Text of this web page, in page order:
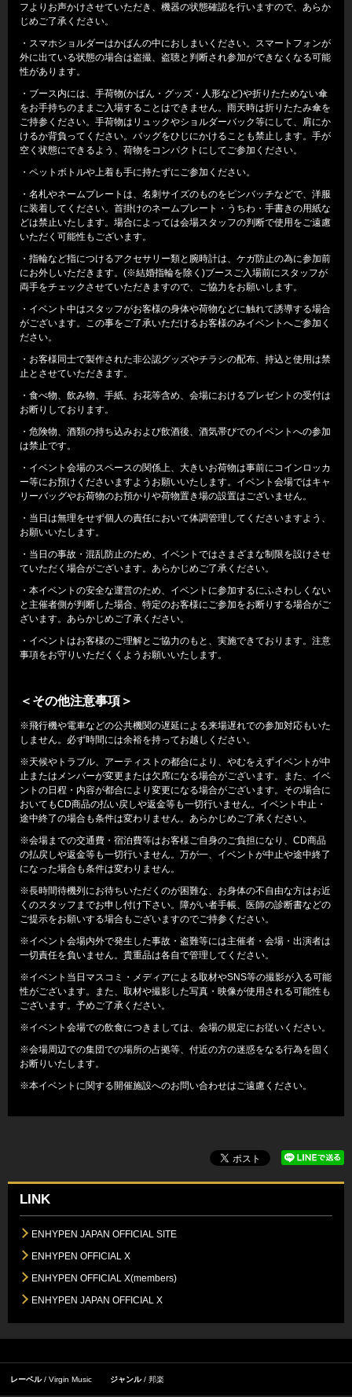
フよりお声かけさせていただき、機器の状態確認を行いますので、あらか
じめご了承ください。
・スマホショルダーはかばんの中におしまいください。スマートフォンが
外に出ている状態の場合は盗撮、盗聴と判断され参加ができなくなる可能
性があります。
・ブース内には、手荷物(かばん・グッズ・人形など)や折りたためない傘
をお手持ちのままご入場することはできません。雨天時は折りたたみ傘を
ご持参ください。手荷物はリュックやショルダーバック等にして、肩にか
けるか背負ってください。バッグをひじにかけることも禁止します。手が
空く状態にできるよう、荷物をコンパクトにしてご参加ください。
・ペットボトルや上着も手に持たずにご参加ください。
・名札やネームプレートは、名刺サイズのものをピンバッチなどで、洋服
に装着してください。首掛けのネームプレート・うちわ・手書きの用紙な
どは禁止いたします。場合によっては会場スタッフの判断で使用をご遠慮
いただく可能性もございます。
・指輪など指につけるアクセサリー類と腕時計は、ケガ防止の為に参加前
にお外しいただきます。(※結婚指輪を除く)ブースご入場前にスタッフが
両手をチェックさせていただきますので、ご協力をお願いします。
・イベント中はスタッフがお客様の身体や荷物などに触れて誘導する場合
がございます。この事をご了承いただけるお客様のみイベントへご参加く
ださい。
・お客様同士で製作された非公認グッズやチラシの配布、持込と使用は禁
止とさせていただきます。
・食べ物、飲み物、手紙、お花等含め、会場におけるプレゼントの受付は
お断りしております。
・危険物、酒類の持ち込みおよび飲酒後、酒気帯びでのイベントへの参加
は禁止です。
・イベント会場のスペースの関係上、大きいお荷物は事前にコインロッカ
ー等にお預けくださいますようお願いいたします。イベント会場ではキャ
リーバッグやお荷物のお預かりや荷物置き場の設置はございません。
・当日は無理をせず個人の責任において体調管理してくださいますよう、
お願いいたします。
・当日の事故・混乱防止のため、イベントではさまざまな制限を設けさせ
ていただく場合がございます。あらかじめご了承ください。
・本イベントの安全な運営のため、イベントに参加するにふさわしくない
と主催者側が判断した場合、特定のお客様にご参加をお断りする場合がご
ざいます。あらかじめご了承ください。
・イベントはお客様のご理解とご協力のもと、実施できております。注意
事項をお守りいただくくようお願いいたします。
＜その他注意事項＞
※飛行機や電車などの公共機関の遅延による来場遅れでの参加対応もいた
しません。必ず時間には余裕を持ってお越しください。
※天候やトラブル、アーティストの都合により、やむをえずイベントが中
止またはメンバーが変更または欠席になる場合がございます。また、イベ
ントの日程・内容が都合により変更になる場合がございます。その場合に
おいてもCD商品の払い戻しや返金等も一切行いません。イベント中止・
途中終了の場合も条件は変わりません。あらかじめご了承ください。
※会場までの交通費・宿泊費等はお客様ご自身のご負担になり、CD商品
の払戻しや返金等も一切行いません。万が一、イベントが中止や途中終了
になった場合も条件は変わりません。
※長時間待機列にお待ちいただくのが困難な、お身体の不自由な方はお近
くのスタッフまでお申し付け下さい。障がい者手帳、医師の診断書などの
ご提示をお願いする場合もございますのでご持参ください。
※イベント会場内外で発生した事故・盗難等には主催者・会場・出演者は
一切責任を負いません。貴重品は各自で管理してください。
※イベント当日マスコミ・メディアによる取材やSNS等の撮影が入る可能
性がございます。また、取材や撮影した写真・映像が使用される可能性も
ございます。予めご了承ください。
※イベント会場での飲食につきましては、会場の規定にお従いください。
※会場周辺での集団での場所の占拠等、付近の方の迷惑をなる行為を固く
お断りいたします。
※本イベントに関する開催施設へのお問い合わせはご遠慮ください。
LINK
ENHYPEN JAPAN OFFICIAL SITE
ENHYPEN OFFICIAL X
ENHYPEN OFFICIAL X(members)
ENHYPEN JAPAN OFFICIAL X
レーベル Virgin Music ジャンル 邦楽